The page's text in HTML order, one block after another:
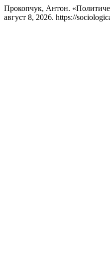
Прокопчук, Антон.
август 8, 2026. https://